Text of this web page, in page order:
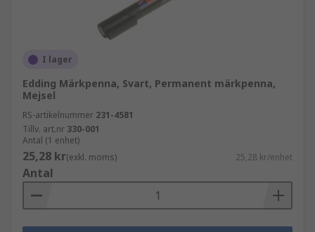
I lager
Edding Märkpenna, Svart, Permanent märkpenna,
Mejsel
RS-artikelnummer 231-4581
Tillv. art.nr 330-001
Antal (1 enhet)
25,28 kr(exkl. moms) 25,28 kr/enhet
Antal